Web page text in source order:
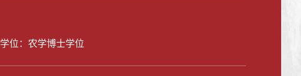
学位：农学博士学位